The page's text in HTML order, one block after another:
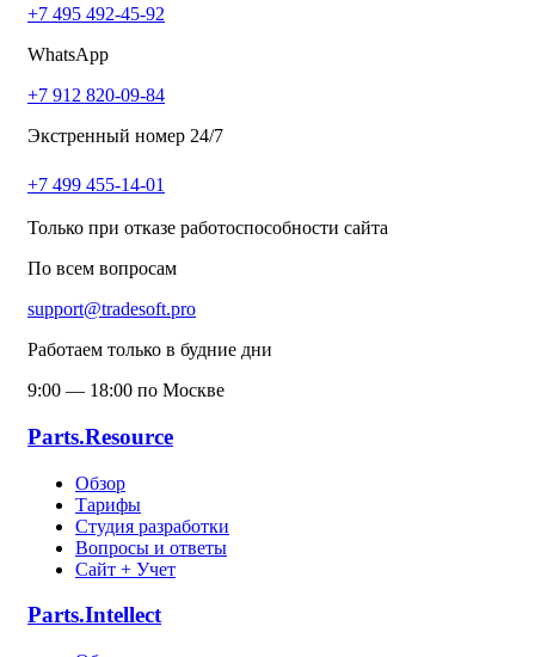
+7 495 492-45-92
WhatsApp
+7 912 820-09-84
Экстренный номер 24/7
+7 499 455-14-01
Только при отказе работоспособности сайта
По всем вопросам
support@tradesoft.pro
Работаем только в будние дни
9:00 — 18:00 по Москве
Parts.Resource
Обзор
Тарифы
Студия разработки
Вопросы и ответы
Сайт + Учет
Parts.Intellect